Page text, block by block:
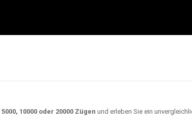
5000, 10000 oder 20000 Zügen und erleben Sie ein